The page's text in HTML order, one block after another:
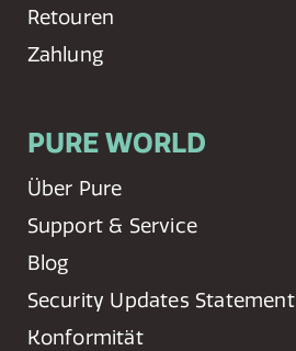
Retouren
Zahlung
PURE WORLD
Über Pure
Support & Service
Blog
Security Updates Statement
Konformität